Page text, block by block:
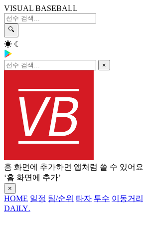
VISUAL BASEBALL
🔍
☀ ☾
×
홈 화면에 추가하면 앱처럼 쓸 수 있어요
‘홈 화면에 추가’
×
HOME 일정 팀/순위 타자 투수 이동거리
DAILY.